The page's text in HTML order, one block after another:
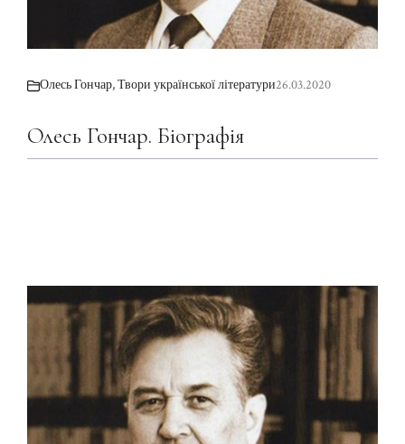
Олесь Гончар,Твори української літератури26.03.2020
Олесь Гончар. Біографія